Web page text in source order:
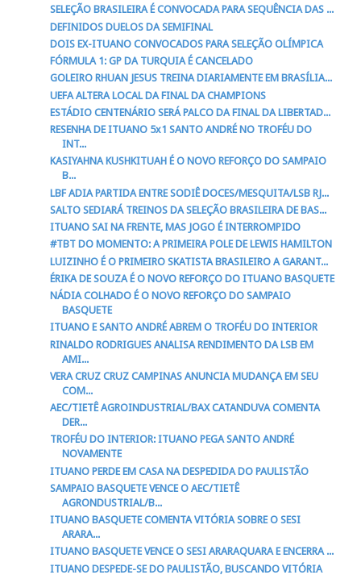
SELEÇÃO BRASILEIRA É CONVOCADA PARA SEQUÊNCIA DAS ...
DEFINIDOS DUELOS DA SEMIFINAL
DOIS EX-ITUANO CONVOCADOS PARA SELEÇÃO OLÍMPICA
FÓRMULA 1: GP DA TURQUIA É CANCELADO
GOLEIRO RHUAN JESUS TREINA DIARIAMENTE EM BRASÍLIA...
UEFA ALTERA LOCAL DA FINAL DA CHAMPIONS
ESTÁDIO CENTENÁRIO SERÁ PALCO DA FINAL DA LIBERTAD...
RESENHA DE ITUANO 5x1 SANTO ANDRÉ NO TROFÉU DO
INT...
KASIYAHNA KUSHKITUAH É O NOVO REFORÇO DO SAMPAIO
B...
LBF ADIA PARTIDA ENTRE SODIÊ DOCES/MESQUITA/LSB RJ...
SALTO SEDIARÁ TREINOS DA SELEÇÃO BRASILEIRA DE BAS...
ITUANO SAI NA FRENTE, MAS JOGO É INTERROMPIDO
#TBT DO MOMENTO: A PRIMEIRA POLE DE LEWIS HAMILTON
LUIZINHO É O PRIMEIRO SKATISTA BRASILEIRO A GARANT...
ÉRIKA DE SOUZA É O NOVO REFORÇO DO ITUANO BASQUETE
NÁDIA COLHADO É O NOVO REFORÇO DO SAMPAIO
BASQUETE
ITUANO E SANTO ANDRÉ ABREM O TROFÉU DO INTERIOR
RINALDO RODRIGUES ANALISA RENDIMENTO DA LSB EM
AMI...
VERA CRUZ CRUZ CAMPINAS ANUNCIA MUDANÇA EM SEU
COM...
AEC/TIETÊ AGROINDUSTRIAL/BAX CATANDUVA COMENTA
DER...
TROFÉU DO INTERIOR: ITUANO PEGA SANTO ANDRÉ
NOVAMENTE
ITUANO PERDE EM CASA NA DESPEDIDA DO PAULISTÃO
SAMPAIO BASQUETE VENCE O AEC/TIETÊ
AGRONDUSTRIAL/B...
ITUANO BASQUETE COMENTA VITÓRIA SOBRE O SESI
ARARA...
ITUANO BASQUETE VENCE O SESI ARARAQUARA E ENCERRA ...
ITUANO DESPEDE-SE DO PAULISTÃO, BUSCANDO VITÓRIA